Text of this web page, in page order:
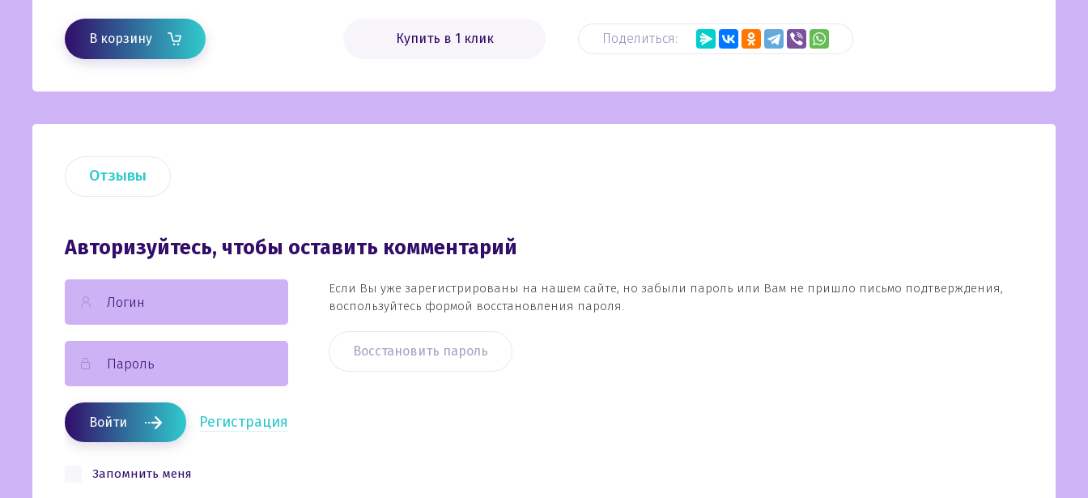
В корзину Купить в 1 клик Поделиться:
Отзывы
Авторизуйтесь, чтобы оставить комментарий
Войти Регистрация
Запомнить меня
Если Вы уже зарегистрированы на нашем сайте, но забыли пароль или Вам не пришло письмо подтверждения,
воспользуйтесь формой восстановления пароля.
Восстановить пароль